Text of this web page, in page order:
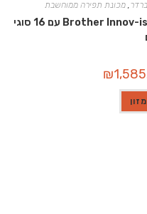
מכונת תפירה ממוחשבת
מכונת תפירה ברדר אלקטרונית Brother Innov-is 10A עם 16 סוגי
₪